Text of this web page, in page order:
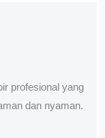
profesional yang
dan nyaman.